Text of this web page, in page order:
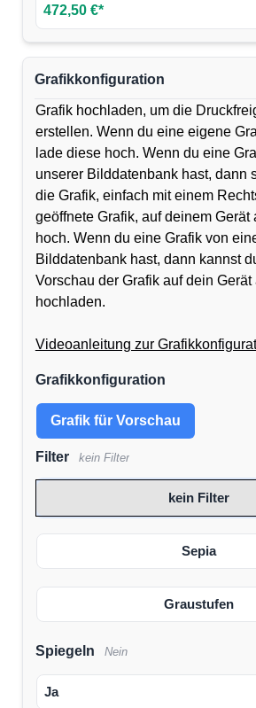
472,50 €*
Grafikkonfiguration
Grafik hochladen, um die
erstellen. Wenn du eine eigene
lade diese hoch. Wenn du eine
unserer Bilddatenbank hast, dann
die Grafik, einfach mit einem
geöffnete Grafik, auf deinem Gerät
hoch. Wenn du eine Grafik von
Bilddatenbank hast, dann kannst
Vorschau der Grafik auf dein Gerät
hochladen.
Videoanleitung zur
Grafikkonfiguration
Grafik für Vorschau
Filter kein Filter
kein Filter
Sepia
Graustufen
Spiegeln Nein
Ja